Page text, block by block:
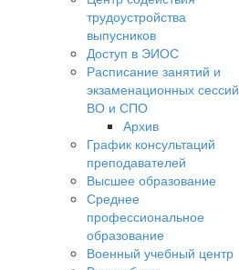
трудоустройства
выпусников
Доступ в ЭИОС
Расписание занятий и
экзаменационных сессий
ВО и СПО
Архив
График консультаций
преподавателей
Высшее образование
Среднее
профессиональное
образование
Военный учебный центр